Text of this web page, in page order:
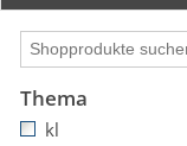
Thema
kl